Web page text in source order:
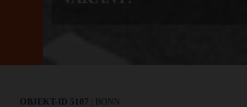
OBJEKT-ID 5107 BONN